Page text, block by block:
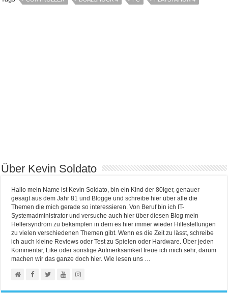
Über Kevin Soldato
Hallo mein Name ist Kevin Soldato, bin ein Kind der 80iger, genauer
gesagt aus dem Jahr 81 und Blogge und schreibe hier über alle die
Themen die mich gerade so interessieren. Von Beruf bin ich IT-
Systemadministrator und versuche auch hier über diesen Blog mein
Helfersyndrom zu bekämpfen in dem es hier immer wieder Hilfestellungen
zu vielen verschiedenen Themen gibt. Wenn es die Zeit zu lässt, schreibe
ich auch kleine Reviews oder Test zu Spielen oder Hardware. Über jeden
Kommentar, Like oder sonstige Aufmerksamkeit freue ich mich sehr, darum
machen wir das ganze doch hier. Wie lesen uns …